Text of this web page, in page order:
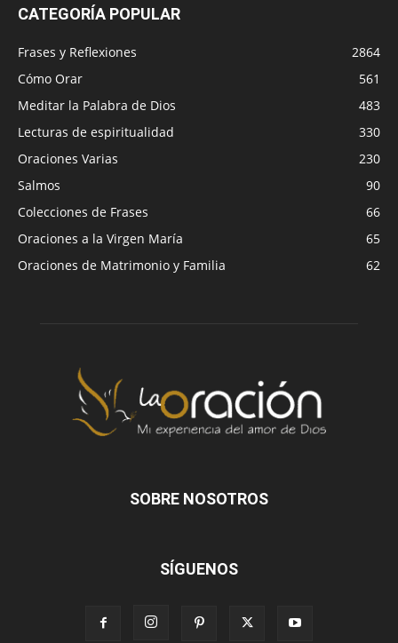
CATEGORÍA POPULAR
Frases y Reflexiones
2864
Cómo Orar
561
Meditar la Palabra de Dios
483
Lecturas de espiritualidad
330
Oraciones Varias
230
Salmos
90
Colecciones de Frases
66
Oraciones a la Virgen María
65
Oraciones de Matrimonio y Familia
62
SOBRE NOSOTROS
SÍGUENOS